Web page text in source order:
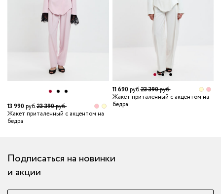
13 990руб.23 390руб.
Жакет приталенный с акцентом на
бедра
11 690руб.23 390руб.
Жакет приталенный с акцентом на
бедра
Подписаться на новинки
и акции